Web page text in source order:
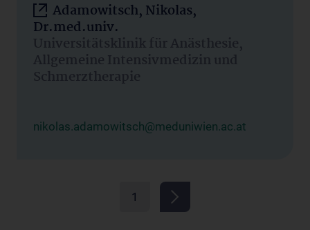
Adamowitsch, Nikolas,
Dr.med.univ.
Universitätsklinik für Anästhesie,
Allgemeine Intensivmedizin und
Schmerztherapie
nikolas.adamowitsch@meduniwien.ac.at
1